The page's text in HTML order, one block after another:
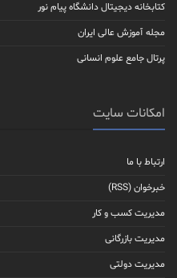
کتابخانه دیجیتال دانشگاه پیام نور
مجله آموزش عالی ایران
پرتال جامع علوم انسانی
امکانات سایت
ارتباط با ما
خبرخوان (RSS)
مدیریت کسب و کار
مدیریت بازرگانی
مدیریت دولتی